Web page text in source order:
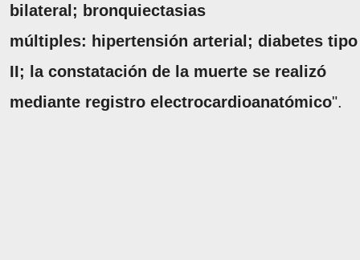
bilateral; bronquiectasias
múltiples: hipertensión arterial; diabetes tipo
II; la constatación de la muerte se realizó
mediante registro electrocardioanatómico".